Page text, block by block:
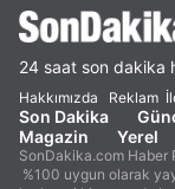
24 saat son dakika
Hakkımızda Reklam
Son Dakika
Magazin
Yerel
SonDakika.com Haber
%100 uygun olarak